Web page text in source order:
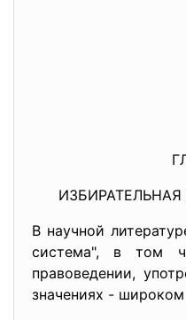
В научной
система", в том
правоведении,
значениях -